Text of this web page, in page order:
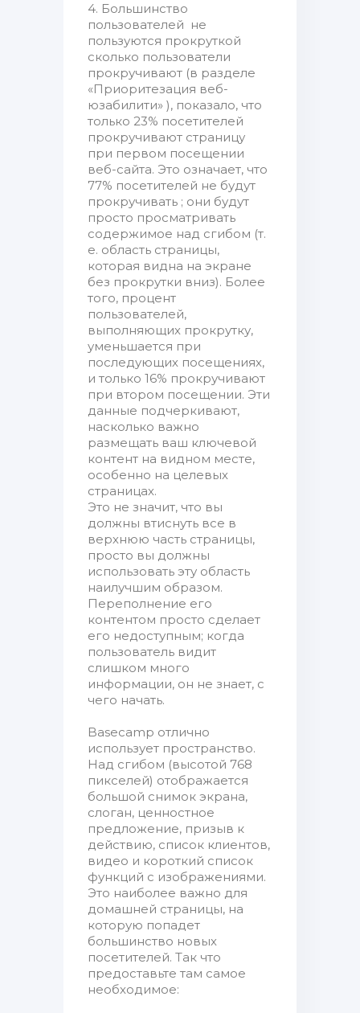
4. Большинство
пользователей не
пользуются прокруткой
сколько пользователи
прокручивают (в разделе
«Приоритезация веб-
юзабилити» ), показало, что
только 23% посетителей
прокручивают страницу
при первом посещении
веб-сайта. Это означает, что
77% посетителей не будут
прокручивать ; они будут
просто просматривать
содержимое над сгибом (т.
е. область страницы,
которая видна на экране
без прокрутки вниз). Более
того, процент
пользователей,
выполняющих прокрутку,
уменьшается при
последующих посещениях,
и только 16% прокручивают
при втором посещении. Эти
данные подчеркивают,
насколько важно
размещать ваш ключевой
контент на видном месте,
особенно на целевых
страницах.
Это не значит, что вы
должны втиснуть все в
верхнюю часть страницы,
просто вы должны
использовать эту область
наилучшим образом.
Переполнение его
контентом просто сделает
его недоступным; когда
пользователь видит
слишком много
информации, он не знает, с
чего начать.
Basecamp отлично
использует пространство.
Над сгибом (высотой 768
пикселей) отображается
большой снимок экрана,
слоган, ценностное
предложение, призыв к
действию, список клиентов,
видео и короткий список
функций с изображениями.
Это наиболее важно для
домашней страницы, на
которую попадет
большинство новых
посетителей. Так что
предоставьте там самое
необходимое: